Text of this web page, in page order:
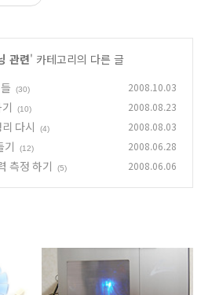
관련' 카테고리의 다른 글
(30) 2008.10.03
(10) 2008.08.23
다시 (4) 2008.08.03
기 (12) 2008.06.28
측정 하기 (5) 2008.06.06